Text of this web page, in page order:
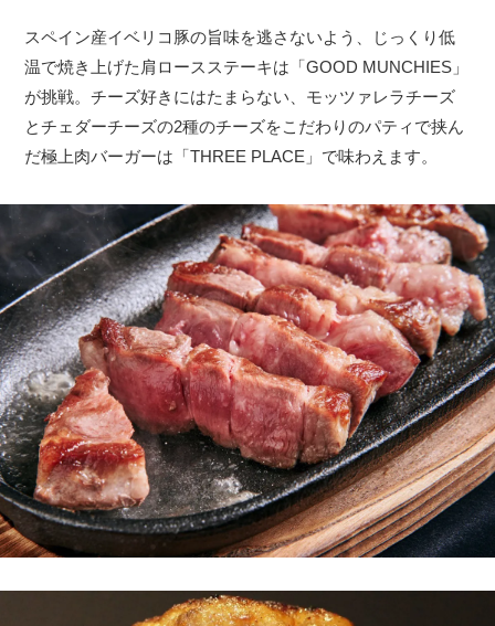
スペイン産イベリコ豚の旨味を逃さないよう、じっくり低
温で焼き上げた肩ロースステーキは「GOOD MUNCHIES」
が挑戦。チーズ好きにはたまらない、モッツァレラチーズ
とチェダーチーズの2種のチーズをこだわりのパティで挟ん
だ極上肉バーガーは「THREE PLACE」で味わえます。